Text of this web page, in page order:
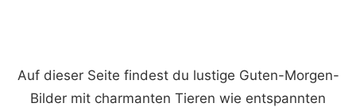
Auf dieser Seite findest du lustige Guten-Morgen-
Bilder mit charmanten Tieren wie entspannten